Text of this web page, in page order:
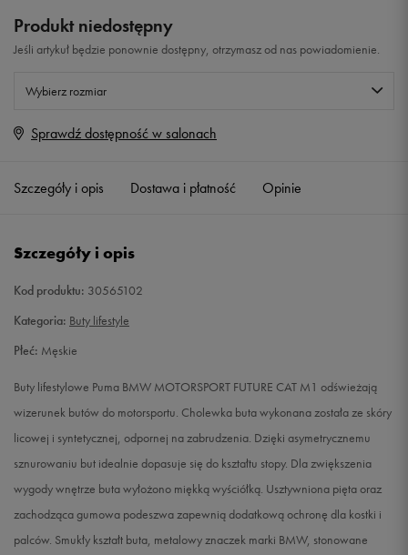
Produkt niedostępny
Jeśli artykuł będzie ponownie dostępny, otrzymasz od nas powiadomienie.
Wybierz rozmiar
Rozmiary EU
40,5
42,5 27,5 cm
44 28,5 cm Powiadom o dostępności
29 cm Powiadom o dostępności
Sprawdź dostępność w salonach
Szczegóły i opis Dostawa i płatność Opinie
Szczegóły i opis
Kod produktu: 30565102
Kategoria: Buty lifestyle
Płeć: Męskie
Buty lifestylowe Puma BMW MOTORSPORT FUTURE CAT M1 odświeżają
wizerunek butów do motorsportu. Cholewka buta wykonana została ze skóry
licowej i syntetycznej, odpornej na zabrudzenia. Dzięki asymetrycznemu
sznurowaniu but idealnie dopasuje się do kształtu stopy. Dla zwiększenia
wygody wnętrze buta wyłożono miękką wyściółką. Usztywniona pięta oraz
zachodząca gumowa podeszwa zapewnią dodatkową ochronę dla kostki i
palców. Smukły kształt buta, metalowy znaczek marki BMW, stonowane